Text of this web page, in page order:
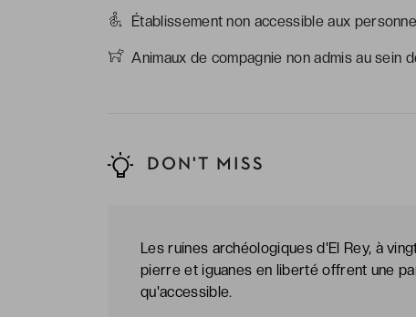
Établissement non accessible aux
Animaux de compagnie non admis au sein
DON'T MISS
Les ruines archéologiques d'El Rey, à
pierre et iguanes en liberté offrent une
qu'accessible.